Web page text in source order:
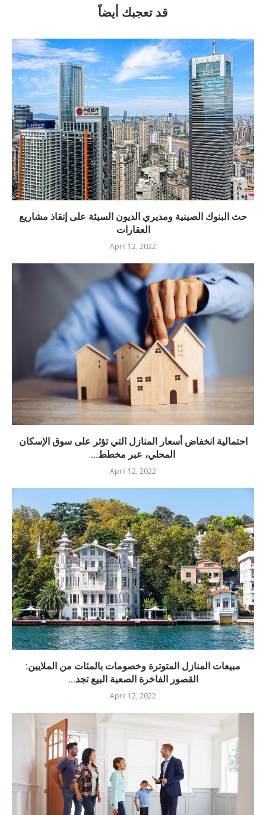
قد تعجبك أيضاً
حث البنوك الصينية ومديري الديون السيئة على إنقاذ مشاريع
العقارات
April 12, 2022
احتمالية انخفاض أسعار المنازل التي تؤثر على سوق الإسكان
المحلي، عبر مخطط...
April 12, 2022
مبيعات المنازل المتوترة وخصومات بالمئات من الملايين:
القصور الفاخرة الصعبة البيع تجد...
April 12, 2022